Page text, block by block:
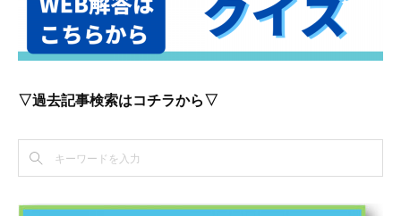
▽過去記事検索はコチラから▽